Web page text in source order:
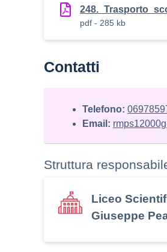
pdf - 285 kb
Contatti
Telefono:
Email:
Struttura
Liceo
Giuseppe